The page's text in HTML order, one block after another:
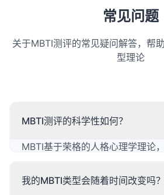
常见问题
关于MBTI测评的常见疑问解答，帮
型理论
MBTI测评的科学性如何？
MBTI基于荣格的人格心理学理论
断工具， 但研究表明，MBTI能够
异和偏好。需要注意的是，人格是
我的MBTI类型会随着时间改变吗？